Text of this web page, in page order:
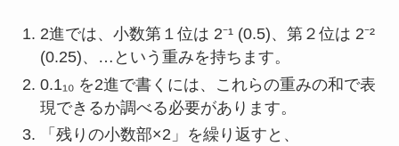
2進では、小数第１位は 2⁻¹ (0.5)、第２位は 2⁻²
(0.25)、…という重みを持ちます。
0.1₁₀ を2進で書くには、これらの重みの和で表
現できるか調べる必要があります。
「残りの小数部×2」を繰り返すと、